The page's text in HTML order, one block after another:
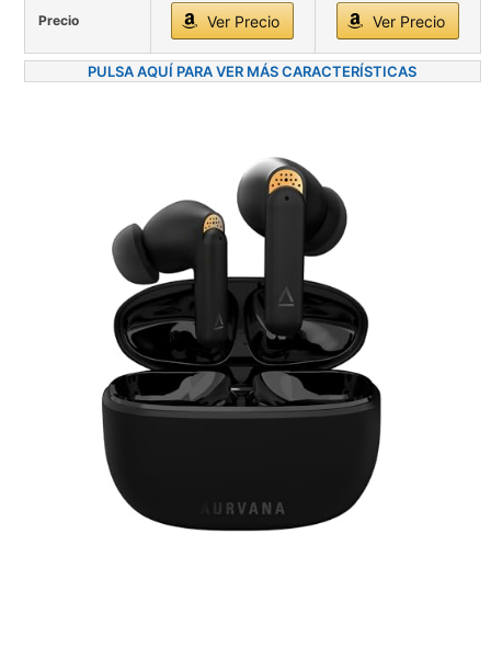
Precio Ver Precio Ver Precio
PULSA AQUÍ PARA VER MÁS CARACTERÍSTICAS